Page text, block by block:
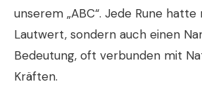
unserem „ABC“. Jede Rune
Lautwert, sondern auch einen
Bedeutung, oft verbunden mit
Kräften.